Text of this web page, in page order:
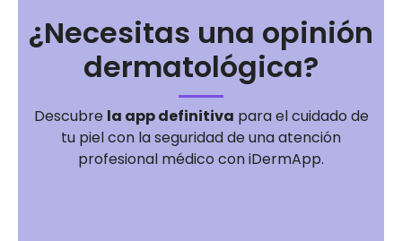
¿Necesitas una opinión
dermatológica?
Descubre la app definitiva para el cuidado de
tu piel con la seguridad de una atención
profesional médico con iDermApp.